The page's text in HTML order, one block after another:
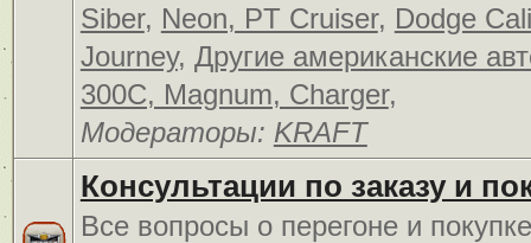
Siber, Neon, PT Cruiser, Dodge
Journey, Другие американские
300C, Magnum, Charger,
Модераторы: KRAFT
Консультации по заказу и
Все вопросы о перегоне и